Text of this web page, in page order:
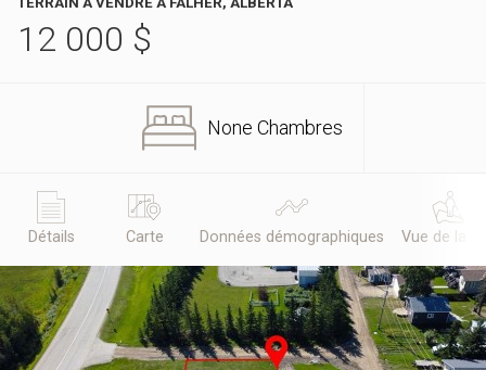
12 000 $
None Chambres
Détails Carte Données démographiques Vue de la